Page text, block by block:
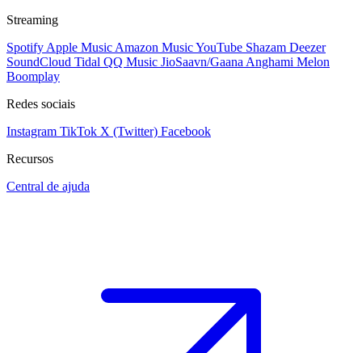
Streaming
Spotify Apple Music Amazon MusicYouTube Shazam Deezer
SoundCloud Tidal QQ Music JioSaavn/Gaana Anghami Melon
Boomplay
Redes sociais
Instagram TikTok X (Twitter) Facebook
Recursos
Central de ajuda